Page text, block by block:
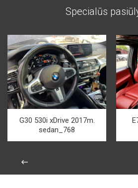
Specialūs
G30 530i xDrive 2017m.
sedan_768